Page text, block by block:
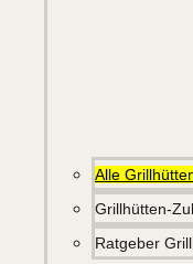
Alle
Grillhütten-
Ratgeber